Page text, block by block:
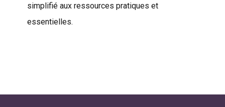
simplifié aux ressources pratiques et
essentielles.